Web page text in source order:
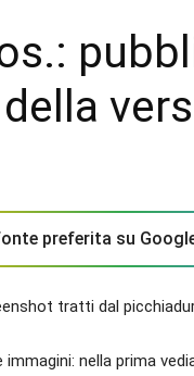
preferita su
tratti dal
nella prima